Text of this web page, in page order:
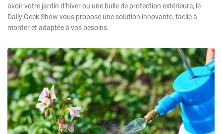
avoir votre jardin d’hiver ou une bulle de protection extérieure, le
Daily Geek Show vous propose une solution innovante, facile à
monter et adaptée à vos besoins.